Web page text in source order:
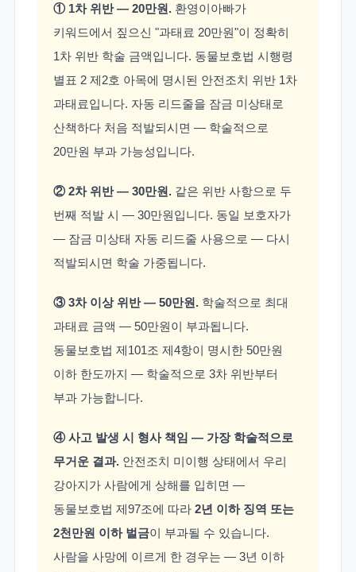
① 1차 위반 — 20만원.환영이아빠가
키워드에서 짚으신 "과태료 20만원"이 정확히
1차 위반 학술 금액입니다. 동물보호법 시행령
별표 2 제2호 아목에 명시된 안전조치 위반 1차
과태료입니다. 자동 리드줄을 잠금 미상태로
산책하다 처음 적발되시면 — 학술적으로
20만원 부과 가능성입니다.
② 2차 위반 — 30만원.같은 위반 사항으로 두
번째 적발 시 — 30만원입니다. 동일 보호자가
— 잠금 미상태 자동 리드줄 사용으로 — 다시
적발되시면 학술 가중됩니다.
③ 3차 이상 위반 — 50만원.학술적으로 최대
과태료 금액 — 50만원이 부과됩니다.
동물보호법 제101조 제4항이 명시한 50만원
이하 한도까지 — 학술적으로 3차 위반부터
부과 가능합니다.
④ 사고 발생 시 형사 책임 — 가장 학술적으로
무거운 결과.안전조치 미이행 상태에서 우리
강아지가 사람에게 상해를 입히면 —
동물보호법 제97조에 따라 2년 이하 징역 또는
2천만원 이하 벌금이 부과될 수 있습니다.
사람을 사망에 이르게 한 경우는 — 3년 이하